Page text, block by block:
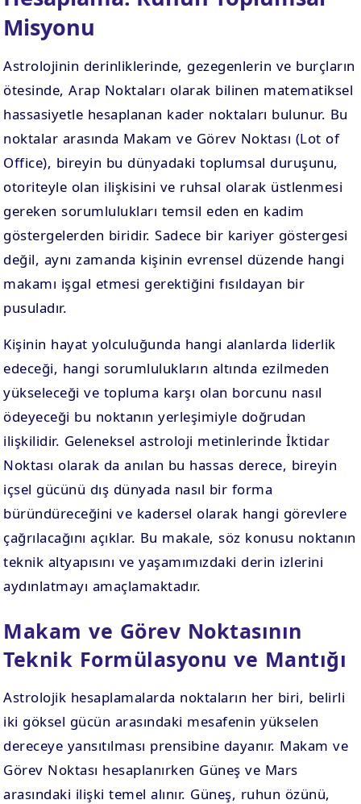
EV4. EV
Misyonu
Astrolojinin derinliklerinde, gezegenlerin ve burçların
ötesinde, Arap Noktaları olarak bilinen matematiksel
hassasiyetle hesaplanan kader noktaları bulunur. Bu
noktalar arasında Makam ve Görev Noktası (Lot of
Office), bireyin bu dünyadaki toplumsal duruşunu,
otoriteyle olan ilişkisini ve ruhsal olarak üstlenmesi
gereken sorumlulukları temsil eden en kadim
göstergelerden biridir. Sadece bir kariyer göstergesi
değil, aynı zamanda kişinin evrensel düzende hangi
makamı işgal etmesi gerektiğini fısıldayan bir
pusuladır.
Kişinin hayat yolculuğunda hangi alanlarda liderlik
edeceği, hangi sorumlulukların altında ezilmeden
yükseleceği ve topluma karşı olan borcunu nasıl
ödeyeceği bu noktanın yerleşimiyle doğrudan
ilişkilidir. Geleneksel astroloji metinlerinde İktidar
Noktası olarak da anılan bu hassas derece, bireyin
içsel gücünü dış dünyada nasıl bir forma
büründüreceğini ve kadersel olarak hangi görevlere
çağrılacağını açıklar. Bu makale, söz konusu noktanın
teknik altyapısını ve yaşamımızdaki derin izlerini
aydınlatmayı amaçlamaktadır.
Makam ve Görev Noktasının
Teknik Formülasyonu ve Mantığı
Astrolojik hesaplamalarda noktaların her biri, belirli
iki göksel gücün arasındaki mesafenin yükselen
dereceye yansıtılması prensibine dayanır. Makam ve
Görev Noktası hesaplanırken Güneş ve Mars
arasındaki ilişki temel alınır. Güneş, ruhun özünü,